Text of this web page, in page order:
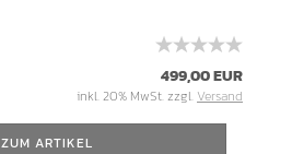
499,00 EUR
inkl. 20% MwSt. zzgl. Versand
ZUM ARTIKEL